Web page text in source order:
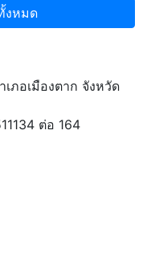
งหมด
ภอเมืองตาก จังหวัด
ต่อ 164